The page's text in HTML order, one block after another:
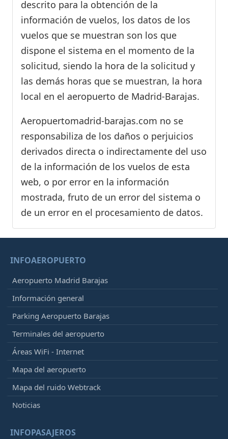
descrito para la obtención de la
información de vuelos, los datos de los
vuelos que se muestran son los que
dispone el sistema en el momento de la
solicitud, siendo la hora de la solicitud y
las demás horas que se muestran, la hora
local en el aeropuerto de Madrid-Barajas.
Aeropuertomadrid-barajas.com no se
responsabiliza de los daños o perjuicios
derivados directa o indirectamente del uso
de la información de los vuelos de esta
web, o por error en la información
mostrada, fruto de un error del sistema o
de un error en el procesamiento de datos.
INFOAEROPUERTO
Aeropuerto Madrid Barajas
Información general
Parking Aeropuerto Barajas
Terminales del aeropuerto
Áreas WiFi - Internet
Mapa del aeropuerto
Mapa del ruido Webtrack
Noticias
INFOPASAJEROS